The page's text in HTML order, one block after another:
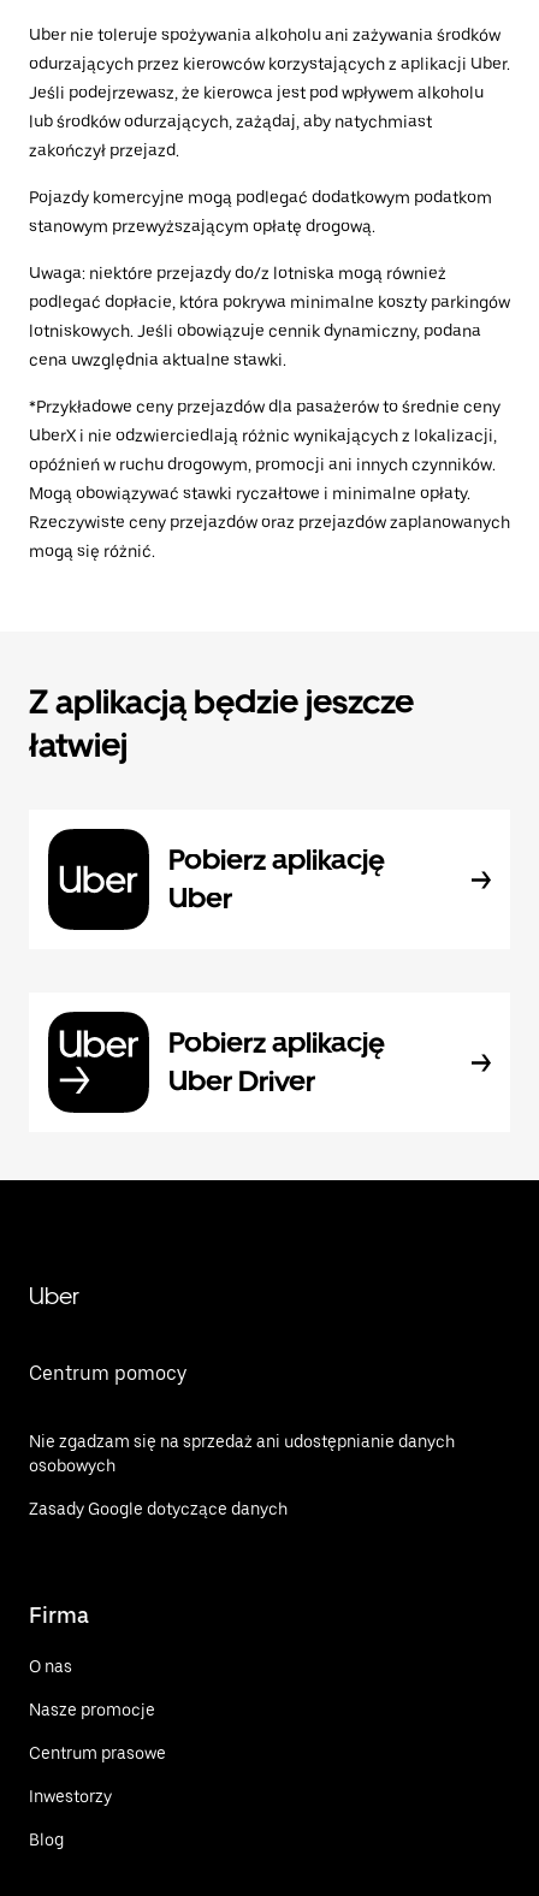
Uber nie toleruje spożywania alkoholu ani zażywania środków
odurzających przez kierowców korzystających z aplikacji Uber.
Jeśli podejrzewasz, że kierowca jest pod wpływem alkoholu
lub środków odurzających, zażądaj, aby natychmiast
zakończył przejazd.
Pojazdy komercyjne mogą podlegać dodatkowym podatkom
stanowym przewyższającym opłatę drogową.
Uwaga: niektóre przejazdy do/z lotniska mogą również
podlegać dopłacie, która pokrywa minimalne koszty parkingów
lotniskowych. Jeśli obowiązuje cennik dynamiczny, podana
cena uwzględnia aktualne stawki.
*Przykładowe ceny przejazdów dla pasażerów to średnie ceny
UberX i nie odzwierciedlają różnic wynikających z lokalizacji,
opóźnień w ruchu drogowym, promocji ani innych czynników.
Mogą obowiązywać stawki ryczałtowe i minimalne opłaty.
Rzeczywiste ceny przejazdów oraz przejazdów zaplanowanych
mogą się różnić.
Z aplikacją będzie jeszcze
łatwiej
Pobierz aplikację
Uber
Pobierz aplikację
Uber Driver
Uber
Centrum pomocy
Nie zgadzam się na sprzedaż ani udostępnianie danych
osobowych
Zasady Google dotyczące danych
Firma
O nas
Nasze promocje
Centrum prasowe
Inwestorzy
Blog